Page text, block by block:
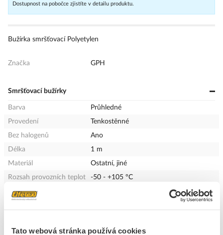
Tato webová stránka používá cookies
Dostupnost na pobočce zjistíte v detailu produktu.
Bužírka smršťovací Polyetylen
Značka GPH
Smršťovací bužírky
Barva
Průhledné
Provedení
Tenkostěnné
Bez halogenů
Ano
Délka
1 m
Materiál
Ostatní, jiné
Rozsah provozních teplot
-50 - +105 °C
Vnitřní průměr před
smrštěním